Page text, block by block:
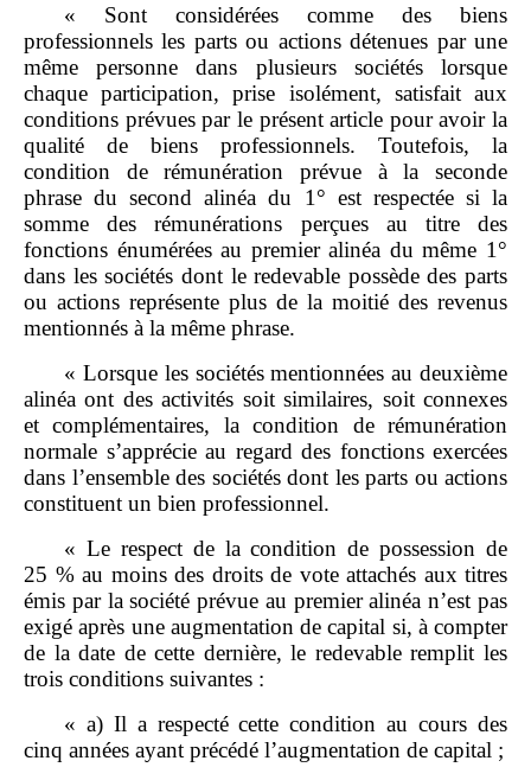
« Sont considérées comme des biens
professionnels les parts ou actions détenues par une
même personne dans plusieurs sociétés lorsque
chaque participation, prise isolément, satisfait aux
conditions prévues par le présent article pour avoir la
qualité de biens professionnels. Toutefois, la
condition de rémunération prévue à la seconde
phrase du second alinéa du 1° est respectée si la
somme des rémunérations perçues au titre des
fonctions énumérées au premier alinéa du même 1°
dans les sociétés dont le redevable possède des parts
ou actions représente plus de la moitié des revenus
mentionnés à la même phrase.
« Lorsque les sociétés mentionnées au deuxième
alinéa ont des activités soit similaires, soit connexes
et complémentaires, la condition de rémunération
normale s’apprécie au regard des fonctions exercées
dans l’ensemble des sociétés dont les parts ou actions
constituent un bien professionnel.
« Le respect de la condition de possession de
25 % au moins des droits de vote attachés aux titres
émis par la société prévue au premier alinéa n’est pas
exigé après une augmentation de capital si, à compter
de la date de cette dernière, le redevable remplit les
trois conditions suivantes :
« a) Il a respecté cette condition au cours des
cinq années ayant précédé l’augmentation de capital ;